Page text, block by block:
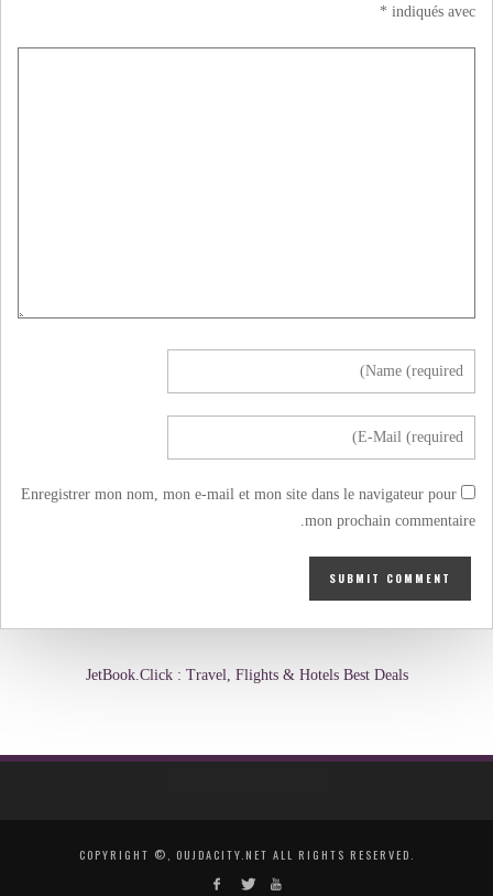
indiqués avec
*
Enregistrer mon nom, mon e-mail et mon site dans le navigateur pour
mon prochain commentaire.
JetBook.Click : Travel, Flights & Hotels Best Deals
COPYRIGHT ©, OUJDACITY.NET ALL RIGHTS RESERVED.